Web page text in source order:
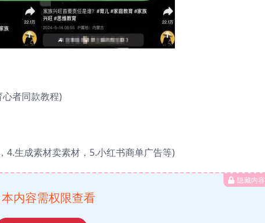
者同款教程)
4.生成素材卖素材，5.小红书商单广告等)
隐藏内容
本内容需权限查看